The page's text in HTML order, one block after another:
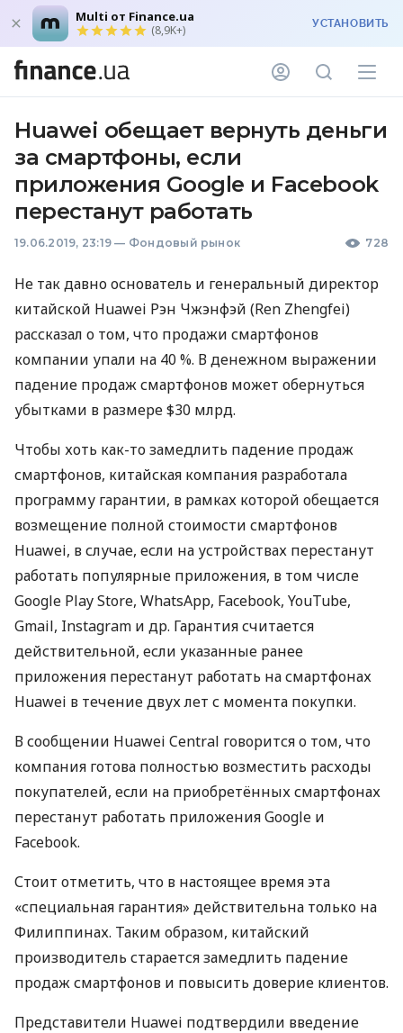
Multi от Finance.ua
(8,9K+) УСТАНОВИТЬ
Huawei обещает вернуть деньги
за смартфоны, если
приложения Google и Facebook
перестанут работать
19.06.2019, 23:19 — Фондовый рынок 728
Не так давно основатель и генеральный директор
китайской Huawei Рэн Чжэнфэй (Ren Zhengfei)
рассказал о том, что продажи смартфонов
компании упали на 40 %. В денежном выражении
падение продаж смартфонов может обернуться
убытками в размере $30 млрд.
Чтобы хоть как-то замедлить падение продаж
смартфонов, китайская компания разработала
программу гарантии, в рамках которой обещается
возмещение полной стоимости смартфонов
Huawei, в случае, если на устройствах перестанут
работать популярные приложения, в том числе
Google Play Store, WhatsApp, Facebook, YouTube,
Gmail, Instagram и др. Гарантия считается
действительной, если указанные ранее
приложения перестанут работать на смартфонах
Huawei в течение двух лет с момента покупки.
В сообщении Huawei Central говорится о том, что
компания готова полностью возместить расходы
покупателей, если на приобретённых смартфонах
перестанут работать приложения Google и
Facebook.
Стоит отметить, что в настоящее время эта
«специальная гарантия» действительна только на
Филиппинах. Таким образом, китайский
производитель старается замедлить падение
продаж смартфонов и повысить доверие клиентов.
Представители Huawei подтвердили введение